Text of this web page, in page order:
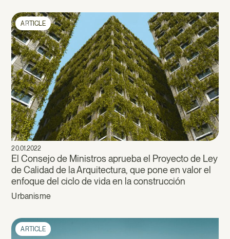
ARTICLE
20.01.2022
El Consejo de Ministros aprueba el Proyecto de Ley
de Calidad de la Arquitectura, que pone en valor el
enfoque del ciclo de vida en la construcción
Urbanisme
ARTICLE